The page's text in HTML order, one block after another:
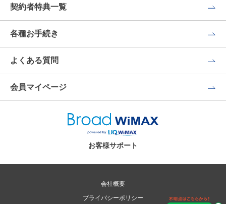
契約者特典一覧
各種お手続き
よくある質問
会員マイページ
お客様サポート
会社概要
プライバシーポリシー